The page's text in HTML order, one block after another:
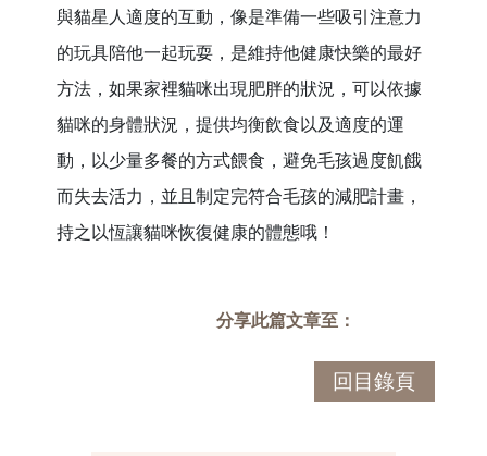
與貓星人適度的互動，像是準備一些吸引注意力
的玩具陪他一起玩耍，是維持他健康快樂的最好
方法，如果家裡貓咪出現肥胖的狀況，可以依據
貓咪的身體狀況，提供均衡飲食以及適度的運
動，以少量多餐的方式餵食，避免毛孩過度飢餓
而失去活力，並且制定完符合毛孩的減肥計畫，
持之以恆讓貓咪恢復健康的體態哦！
分享此篇文章至：
回目錄頁